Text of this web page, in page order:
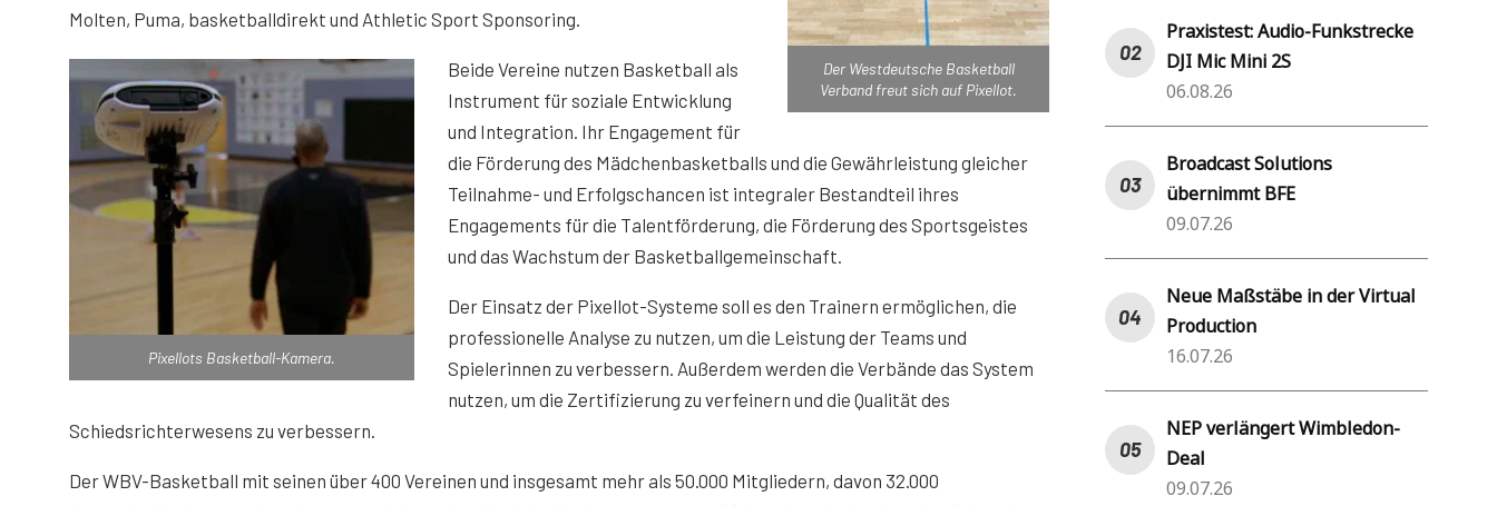
Der Westdeutsche Basketball
Verband freut sich auf Pixellot.
Molten, Puma, basketballdirekt und Athletic Sport Sponsoring.
Pixellots Basketball-Kamera.
Beide Vereine nutzen Basketball als
Instrument für soziale Entwicklung
und Integration. Ihr Engagement für
die Förderung des Mädchenbasketballs und die Gewährleistung gleicher
Teilnahme- und Erfolgschancen ist integraler Bestandteil ihres
Engagements für die Talentförderung, die Förderung des Sportsgeistes
und das Wachstum der Basketballgemeinschaft.
Der Einsatz der Pixellot-Systeme soll es den Trainern ermöglichen, die
professionelle Analyse zu nutzen, um die Leistung der Teams und
Spielerinnen zu verbessern. Außerdem werden die Verbände das System
nutzen, um die Zertifizierung zu verfeinern und die Qualität des
Schiedsrichterwesens zu verbessern.
Der WBV-Basketball mit seinen über 400 Vereinen und insgesamt mehr als 50.000 Mitgliedern, davon 32.000
Praxistest: Audio-Funkstrecke
DJI Mic Mini 2S
06.08.26
Broadcast Solutions
übernimmt BFE
09.07.26
Neue Maßstäbe in der Virtual
Production
16.07.26
NEP verlängert Wimbledon-
Deal
09.07.26